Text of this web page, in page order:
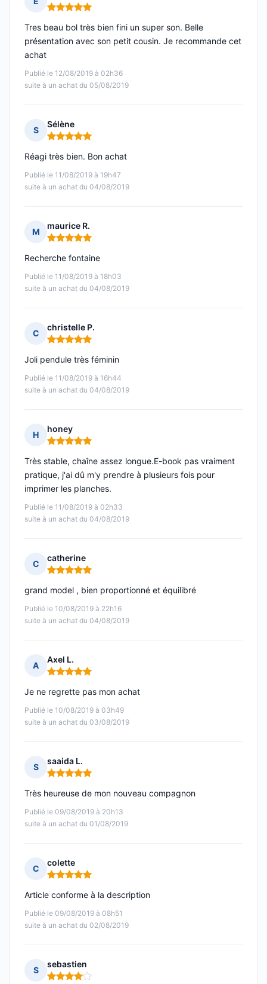
Note : 5 sur 5
Publié le 12/08/2019 à 02h36
suite à un achat du 05/08/2019
Tres beau bol très bien fini un super son. Belle
présentation avec son petit cousin. Je recommande cet
achat
S
Sélène
Note : 5 sur 5
Publié le 11/08/2019 à 19h47
suite à un achat du 04/08/2019
Réagi très bien. Bon achat
M
maurice R.
Note : 5 sur 5
Publié le 11/08/2019 à 18h03
suite à un achat du 04/08/2019
Recherche fontaine
C
christelle P.
Note : 5 sur 5
Publié le 11/08/2019 à 16h44
suite à un achat du 04/08/2019
Joli pendule très féminin
H
honey
Note : 5 sur 5
Publié le 11/08/2019 à 02h33
suite à un achat du 04/08/2019
Très stable, chaîne assez longue.E-book pas vraiment
pratique, j'ai dû m'y prendre à plusieurs fois pour
imprimer les planches.
C
catherine
Note : 5 sur 5
Publié le 10/08/2019 à 22h16
suite à un achat du 04/08/2019
grand model , bien proportionné et équilibré
A
Axel L.
Note : 5 sur 5
Publié le 10/08/2019 à 03h49
suite à un achat du 03/08/2019
Je ne regrette pas mon achat
S
saaida L.
Note : 5 sur 5
Publié le 09/08/2019 à 20h13
suite à un achat du 01/08/2019
Très heureuse de mon nouveau compagnon
C
colette
Note : 5 sur 5
Publié le 09/08/2019 à 08h51
suite à un achat du 02/08/2019
Article conforme à la description
S
sebastien
Note : 4 sur 5